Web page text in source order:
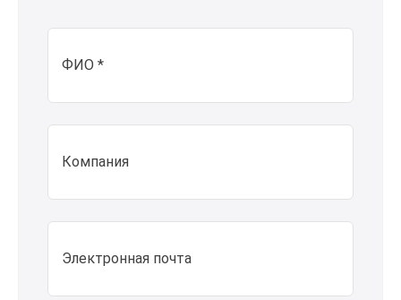
ФИО *
Компания
Электронная почта